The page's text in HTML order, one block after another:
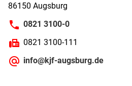
86150 Augsburg
0821 3100-0
0821 3100-111
info@kjf-augsburg.de